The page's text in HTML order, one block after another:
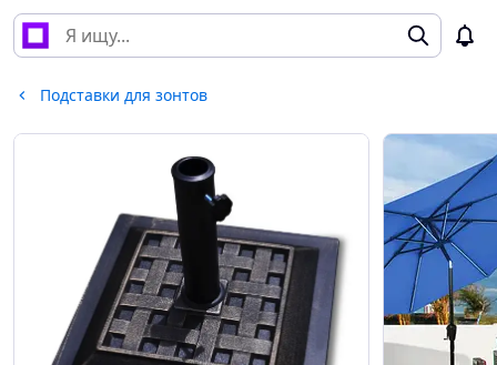
Подставки для зонтов